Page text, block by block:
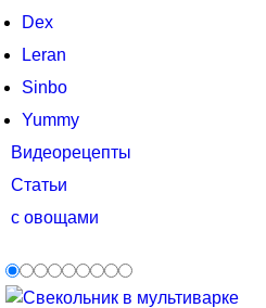
Dex
Leran
Sinbo
Yummy
Видеорецепты
Статьи
с овощами